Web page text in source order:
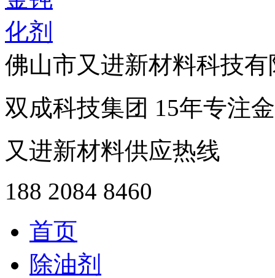
佛山市又进新材料科技有
双成科技集团 15年专注
又进新材料供应热线
188 2084 8460
首页
除油剂